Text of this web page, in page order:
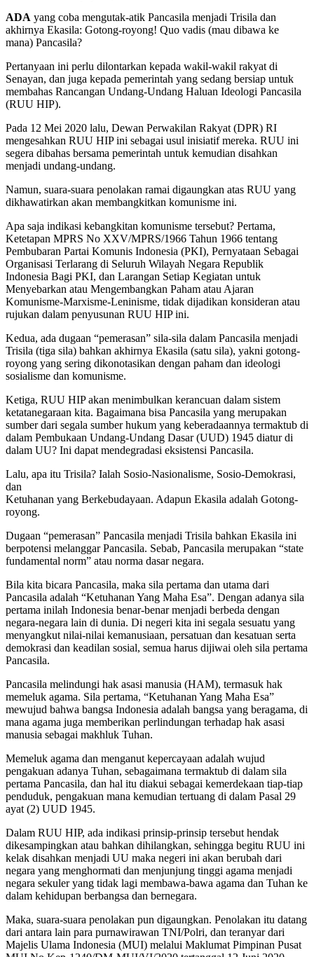
ADA yang coba mengutak-atik Pancasila menjadi Trisila dan
akhirnya Ekasila: Gotong-royong! Quo vadis (mau dibawa ke
mana) Pancasila?
Pertanyaan ini perlu dilontarkan kepada wakil-wakil rakyat di
Senayan, dan juga kepada pemerintah yang sedang bersiap untuk
membahas Rancangan Undang-Undang Haluan Ideologi Pancasila
(RUU HIP).
Pada 12 Mei 2020 lalu, Dewan Perwakilan Rakyat (DPR) RI
mengesahkan RUU HIP ini sebagai usul inisiatif mereka. RUU ini
segera dibahas bersama pemerintah untuk kemudian disahkan
menjadi undang-undang.
Namun, suara-suara penolakan ramai digaungkan atas RUU yang
dikhawatirkan akan membangkitkan komunisme ini.
Apa saja indikasi kebangkitan komunisme tersebut? Pertama,
Ketetapan MPRS No XXV/MPRS/1966 Tahun 1966 tentang
Pembubaran Partai Komunis Indonesia (PKI), Pernyataan Sebagai
Organisasi Terlarang di Seluruh Wilayah Negara Republik
Indonesia Bagi PKI, dan Larangan Setiap Kegiatan untuk
Menyebarkan atau Mengembangkan Paham atau Ajaran
Komunisme-Marxisme-Leninisme, tidak dijadikan konsideran atau
rujukan dalam penyusunan RUU HIP ini.
Kedua, ada dugaan “pemerasan” sila-sila dalam Pancasila menjadi
Trisila (tiga sila) bahkan akhirnya Ekasila (satu sila), yakni gotong-
royong yang sering dikonotasikan dengan paham dan ideologi
sosialisme dan komunisme.
Ketiga, RUU HIP akan menimbulkan kerancuan dalam sistem
ketatanegaraan kita. Bagaimana bisa Pancasila yang merupakan
sumber dari segala sumber hukum yang keberadaannya termaktub di
dalam Pembukaan Undang-Undang Dasar (UUD) 1945 diatur di
dalam UU? Ini dapat mendegradasi eksistensi Pancasila.
Lalu, apa itu Trisila? Ialah Sosio-Nasionalisme, Sosio-Demokrasi,
dan
Ketuhanan yang Berkebudayaan. Adapun Ekasila adalah Gotong-
royong.
Dugaan “pemerasan” Pancasila menjadi Trisila bahkan Ekasila ini
berpotensi melanggar Pancasila. Sebab, Pancasila merupakan “state
fundamental norm” atau norma dasar negara.
Bila kita bicara Pancasila, maka sila pertama dan utama dari
Pancasila adalah “Ketuhanan Yang Maha Esa”. Dengan adanya sila
pertama inilah Indonesia benar-benar menjadi berbeda dengan
negara-negara lain di dunia. Di negeri kita ini segala sesuatu yang
menyangkut nilai-nilai kemanusiaan, persatuan dan kesatuan serta
demokrasi dan keadilan sosial, semua harus dijiwai oleh sila pertama
Pancasila.
Pancasila melindungi hak asasi manusia (HAM), termasuk hak
memeluk agama. Sila pertama, “Ketuhanan Yang Maha Esa”
mewujud bahwa bangsa Indonesia adalah bangsa yang beragama, di
mana agama juga memberikan perlindungan terhadap hak asasi
manusia sebagai makhluk Tuhan.
Memeluk agama dan menganut kepercayaan adalah wujud
pengakuan adanya Tuhan, sebagaimana termaktub di dalam sila
pertama Pancasila, dan hal itu diakui sebagai kemerdekaan tiap-tiap
penduduk, pengakuan mana kemudian tertuang di dalam Pasal 29
ayat (2) UUD 1945.
Dalam RUU HIP, ada indikasi prinsip-prinsip tersebut hendak
dikesampingkan atau bahkan dihilangkan, sehingga begitu RUU ini
kelak disahkan menjadi UU maka negeri ini akan berubah dari
negara yang menghormati dan menjunjung tinggi agama menjadi
negara sekuler yang tidak lagi membawa-bawa agama dan Tuhan ke
dalam kehidupan berbangsa dan bernegara.
Maka, suara-suara penolakan pun digaungkan. Penolakan itu datang
dari antara lain para purnawirawan TNI/Polri, dan teranyar dari
Majelis Ulama Indonesia (MUI) melalui Maklumat Pimpinan Pusat